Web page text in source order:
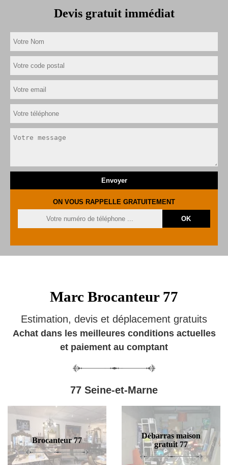
Devis gratuit immédiat
ON VOUS RAPPELLE GRATUITEMENT
Marc Brocanteur 77
Estimation, devis et déplacement gratuits
Achat dans les meilleures conditions actuelles
et paiement au comptant
77 Seine-et-Marne
Brocanteur 77
Débarras maison
gratuit 77